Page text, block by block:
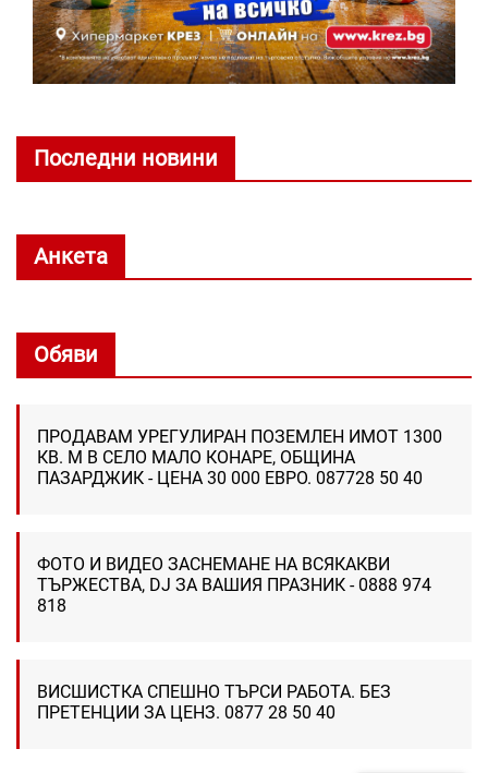
Последни новини
Анкета
Обяви
ПРОДАВАМ УРЕГУЛИРАН ПОЗЕМЛЕН ИМОТ 1300
КВ. М В СЕЛО МАЛО КОНАРЕ, ОБЩИНА
ПАЗАРДЖИК - ЦЕНА 30 000 ЕВРО. 087728 50 40
ФОТО И ВИДЕО ЗАСНЕМАНЕ НА ВСЯКАКВИ
ТЪРЖЕСТВА, DJ ЗА ВАШИЯ ПРАЗНИК - 0888 974
818
ВИСШИСТКА СПЕШНО ТЪРСИ РАБОТА. БЕЗ
ПРЕТЕНЦИИ ЗА ЦЕНЗ. 0877 28 50 40